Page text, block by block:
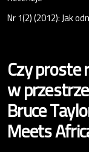
Nr 1(2) (2012): Jak
Czy proste
w
Bruce
Meets